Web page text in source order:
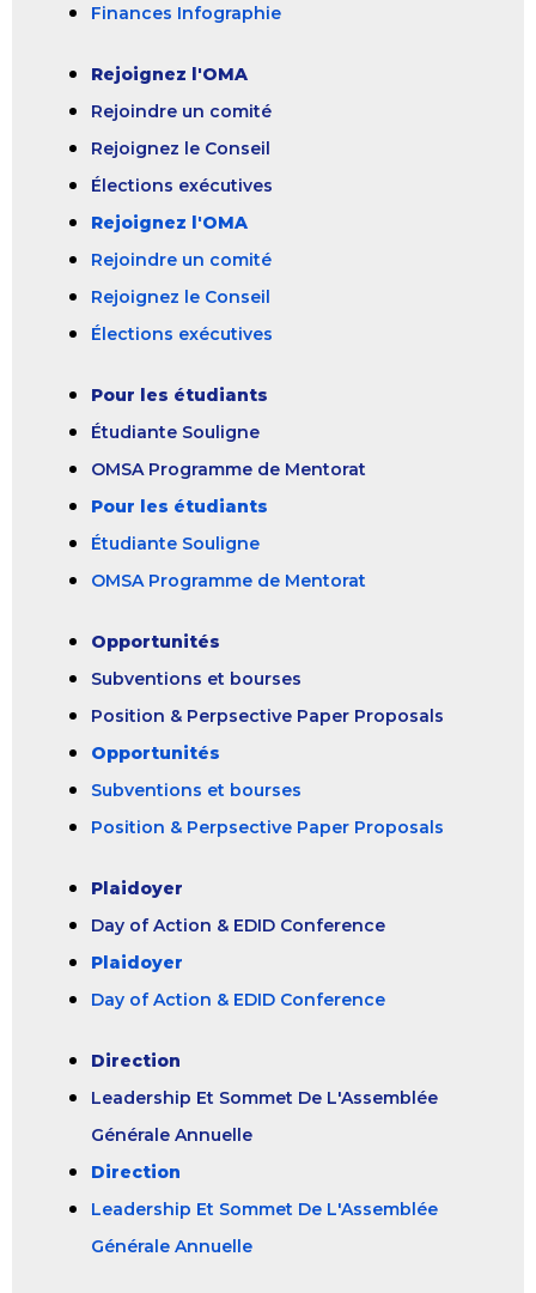
Finances Infographie
Rejoignez l'OMA
Rejoindre un comité
Rejoignez le Conseil
Élections exécutives
Rejoignez l'OMA
Rejoindre un comité
Rejoignez le Conseil
Élections exécutives
Pour les étudiants
Étudiante Souligne
OMSA Programme de Mentorat
Pour les étudiants
Étudiante Souligne
OMSA Programme de Mentorat
Opportunités
Subventions et bourses
Position & Perpsective Paper Proposals
Opportunités
Subventions et bourses
Position & Perpsective Paper Proposals
Plaidoyer
Day of Action & EDID Conference
Plaidoyer
Day of Action & EDID Conference
Direction
Leadership Et Sommet De L'Assemblée
Générale Annuelle
Direction
Leadership Et Sommet De L'Assemblée
Générale Annuelle